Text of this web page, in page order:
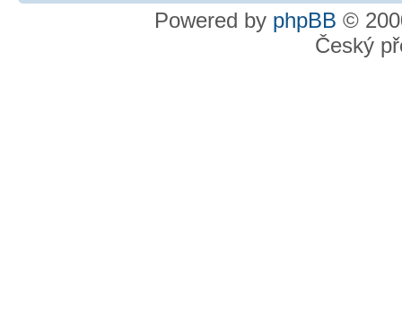
Powered by phpBB ©
Český